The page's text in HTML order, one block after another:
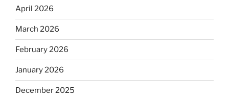
April 2026
March 2026
February 2026
January 2026
December 2025